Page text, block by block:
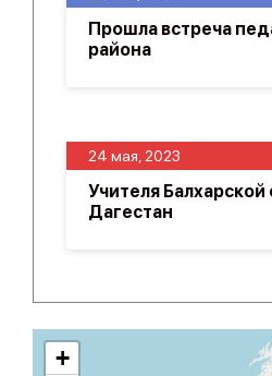
24 мая, 2023
Учителя
Дагестан
Прошла встреча
района
+